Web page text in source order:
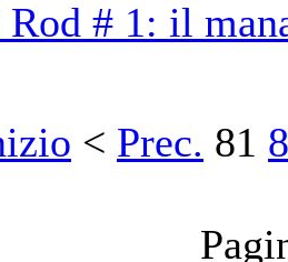
# 1: il
< Prec. 81